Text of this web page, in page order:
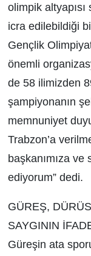
olimpik
icra edilebildiği
Gençlik
önemli
de 58 ilimizden
şampiyonanın
memnuniyet
Trabzon’a
başkanımıza
ediyorum” dedi.
GÜREŞ,
SAYGININ
Güreşin ata